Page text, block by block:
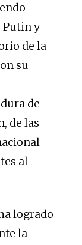
Putin y
de la
su
de
de las
al
logrado
la